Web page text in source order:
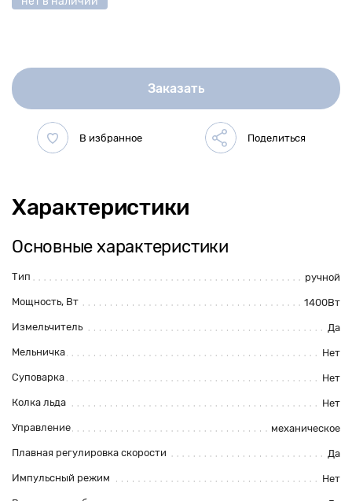
Заказать
Характеристики
Основные характеристики
Тип ручной
Мощность, Вт 1400Вт
Измельчитель Да
Мельничка Нет
Суповарка Нет
Колка льда Нет
Управление механическое
Плавная регулировка скорости Да
Импульсный режим Нет